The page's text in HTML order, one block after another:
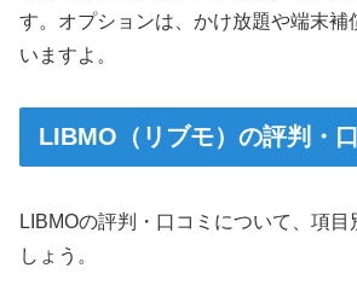
す。オプションは、かけ放題や端末補
いますよ。
LIBMO（リブモ）の評判・
LIBMOの評判・口コミについて、項目
しょう。